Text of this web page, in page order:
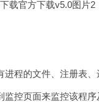
进程的文件、注册表
监控页面来监控该程